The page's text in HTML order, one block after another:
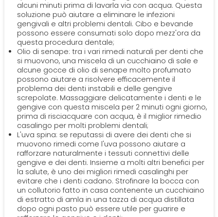
alcuni minuti prima di lavarla via con acqua. Questa
soluzione può aiutare a eliminare le infezioni
gengivali e altri problemi dentali. Cibo e bevande
possono essere consumati solo dopo mezz'ora da
questa procedura dentale;
Olio di senape: tra i vari rimedi naturali per denti che
si muovono, una miscela di un cucchiaino di sale e
alcune gocce di olio di senape molto profumato
possono aiutare a risolvere efficacemente il
problema dei denti instabili e delle gengive
screpolate. Massaggiare delicatamente i denti e le
gengive con questa miscela per 2 minuti ogni giorno,
prima di risciacquare con acqua, è il miglior rimedio
casalingo per molti problemi dentali;
L'uva spina: se reputassi di avere dei denti che si
muovono rimedi come l'uva possono aiutare a
rafforzare naturalmente i tessuti connettivi delle
gengive e dei denti. Insieme a molti altri benefici per
la salute, è uno dei migliori rimedi casalinghi per
evitare che i denti cadano. Strofinare la bocca con
un collutorio fatto in casa contenente un cucchiaino
di estratto di amla in una tazza di acqua distillata
dopo ogni pasto può essere utile per guarire e